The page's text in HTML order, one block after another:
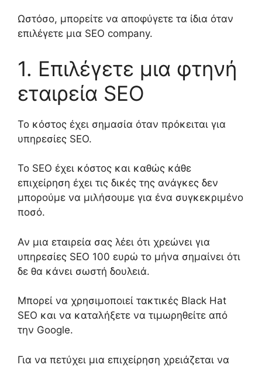
Ωστόσο, μπορείτε να αποφύγετε τα ίδια όταν
επιλέγετε μια SEO company.
1. Επιλέγετε μια φτηνή
εταιρεία SEO
Το κόστος έχει σημασία όταν πρόκειται για
υπηρεσίες SEO.
Το SEO έχει κόστος και καθώς κάθε
επιχείρηση έχει τις δικές της ανάγκες δεν
μπορούμε να μιλήσουμε για ένα συγκεκριμένο
ποσό.
Αν μια εταιρεία σας λέει ότι χρεώνει για
υπηρεσίες SEO 100 ευρώ το μήνα σημαίνει ότι
δε θα κάνει σωστή δουλειά.
Μπορεί να χρησιμοποιεί τακτικές Black Hat
SEO και να καταλήξετε να τιμωρηθείτε από
την Google.
Για να πετύχει μια επιχείρηση χρειάζεται να